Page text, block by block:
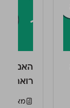
האם
רואה
מאמר